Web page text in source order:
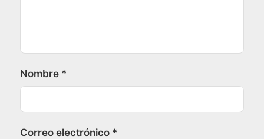
Nombre *
Correo electrónico *